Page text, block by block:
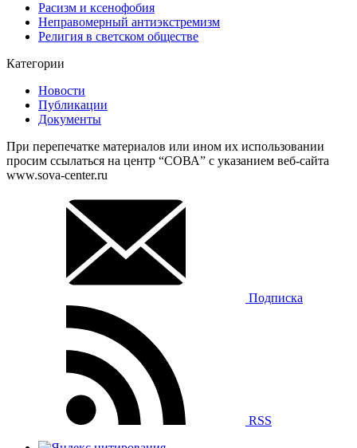
Расизм и ксенофобия
Неправомерный антиэкстремизм
Религия в светском обществе
Категории
Новости
Публикации
Документы
При перепечатке материалов или ином их использовании
просим ссылаться на центр “СОВА” с указанием веб-сайта
www.sova-center.ru
Подписка
RSS